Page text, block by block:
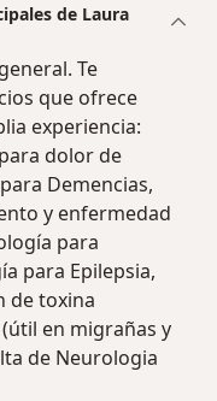
de Laura
Te
que ofrece
experiencia:
dolor de
Demencias,
y enfermedad
para
para Epilepsia,
de toxina
en migrañas y
de Neurologia